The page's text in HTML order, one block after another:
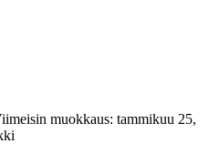
muokkaus: tammikuu 25,